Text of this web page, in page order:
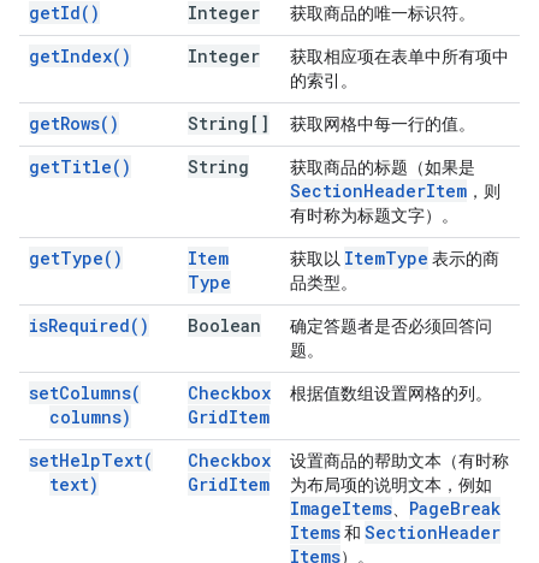
getId( ) Integer 获取商品的唯一标识符。
getIndex( ) Integer
获取相应项在表单中所有项中
的索引。
getRows( ) String[] 获取网格中每一行的值。
getTitle( ) String 获取商品的标题（如果是
SectionHeaderItem ，则
有时称为标题文字）。
getType( )
Item
Type
获取以 ItemType 表示的商
品类型。
isRequired( ) Boolean
确定答题者是否必须回答问
题。
setColumns(
columns)
Checkbox
GridItem
根据值数组设置网格的列。
setHelpText(
text)
Checkbox
GridItem
设置商品的帮助文本（有时称
为布局项的说明文本，例如
ImageItems PageBreak
Items和 SectionHeader
Items）。